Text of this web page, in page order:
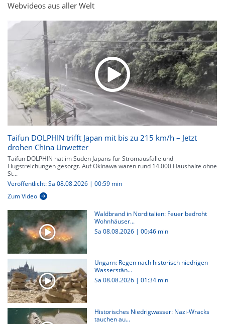
Webvideos aus aller Welt
Taifun DOLPHIN trifft Japan mit bis zu 215 km/h – Jetzt
drohen China Unwetter
Taifun DOLPHIN hat im Süden Japans für Stromausfälle und
Flugstreichungen gesorgt. Auf Okinawa waren rund 14.000 Haushalte ohne
St...
Veröffentlicht: Sa 08.08.2026 | 00:59 min
Zum Video
Waldbrand in Norditalien: Feuer bedroht
Wohnhäuser...
Sa 08.08.2026 | 00:46 min
Ungarn: Regen nach historisch niedrigen
Wasserstän...
Sa 08.08.2026 | 01:34 min
Historisches Niedrigwasser: Nazi-Wracks
tauchen au...